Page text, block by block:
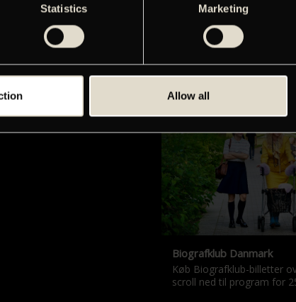
Statistics Marketing
Allow all
Films with English subtitles
Screenings with English
our sister cinema, Gloria.
Biografklub Danmark
Køb Biografklub-billetter
scroll ned til program for